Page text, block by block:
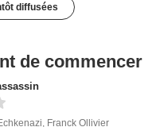
diffusées
de commencer
, Franck Ollivier